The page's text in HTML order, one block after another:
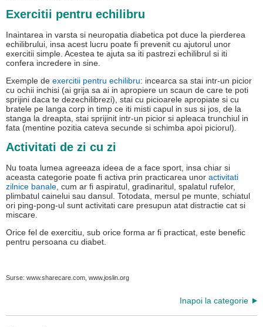
Exercitii pentru echilibru
Inaintarea in varsta si neuropatia diabetica pot duce la pierderea
echilibrului, insa acest lucru poate fi prevenit cu ajutorul unor
exercitii simple. Acestea te ajuta sa iti pastrezi echilibrul si iti
confera incredere in sine.
Exemple de exercitii pentru echilibru: incearca sa stai intr-un picior
cu ochii inchisi (ai grija sa ai in apropiere un scaun de care te poti
sprijini daca te dezechilibrezi), stai cu picioarele apropiate si cu
bratele pe langa corp in timp ce iti misti capul in sus si jos, de la
stanga la dreapta, stai sprijinit intr-un picior si apleaca trunchiul in
fata (mentine pozitia cateva secunde si schimba apoi piciorul).
Activitati de zi cu zi
Nu toata lumea agreeaza ideea de a face sport, insa chiar si
aceasta categorie poate fi activa prin practicarea unor activitati
zilnice banale , cum ar fi aspiratul, gradinaritul, spalatul rufelor,
plimbatul cainelui sau dansul. Totodata, mersul pe munte, schiatul
ori ping-pong-ul sunt activitati care presupun atat distractie cat si
miscare.
Orice fel de exercitiu, sub orice forma ar fi practicat, este benefic
pentru persoana cu diabet.
Surse: www.sharecare.com, www.joslin.org
Inapoi la categorie